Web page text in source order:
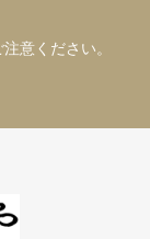
意ください。